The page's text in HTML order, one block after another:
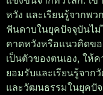
หวัง และเรียนรู้จากพว
ฟันดาบในยุคปัจจุบันไ
คาดหวังหรือแนวคิดข
เป็นตัวของตนเอง, ใ
ยอมรับและเรียนรู้จา
และวัฒนธรรมในยุคปั